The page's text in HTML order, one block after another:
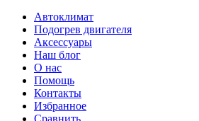
Автоклимат
Подогрев двигателя
Аксессуары
Наш блог
О нас
Помощь
Контакты
Избранное